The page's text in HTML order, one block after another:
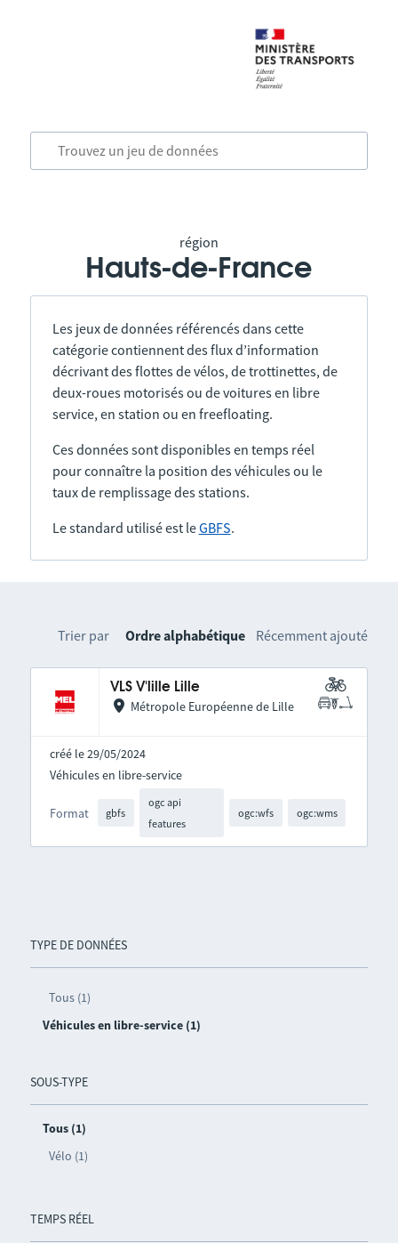
région
Hauts-de-France
Les jeux de données référencés dans cette
catégorie contiennent des flux d’information
décrivant des flottes de vélos, de trottinettes, de
deux-roues motorisés ou de voitures en libre
service, en station ou en freefloating.
Ces données sont disponibles en temps réel
pour connaître la position des véhicules ou le
taux de remplissage des stations.
Le standard utilisé est leGBFS.
TYPE DE DONNÉES
Tous (1)
Véhicules en libre-service (1)
SOUS-TYPE
Tous (1)
Vélo (1)
TEMPS RÉEL
Trier par Ordre alphabétique Récemment ajouté
VLS V'lille Lille
Métropole Européenne de Lille
créé le 29/05/2024
Format gbfs
ogc api
features
ogc:wfs ogc:wms
Véhicules en libre-service